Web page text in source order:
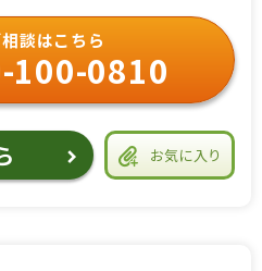
お気に入り
談はこちら
100-0810